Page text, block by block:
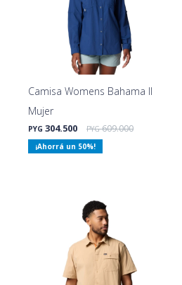
Camisa Womens Bahama II
Mujer
PYG 304.500 PYG 609.000
50